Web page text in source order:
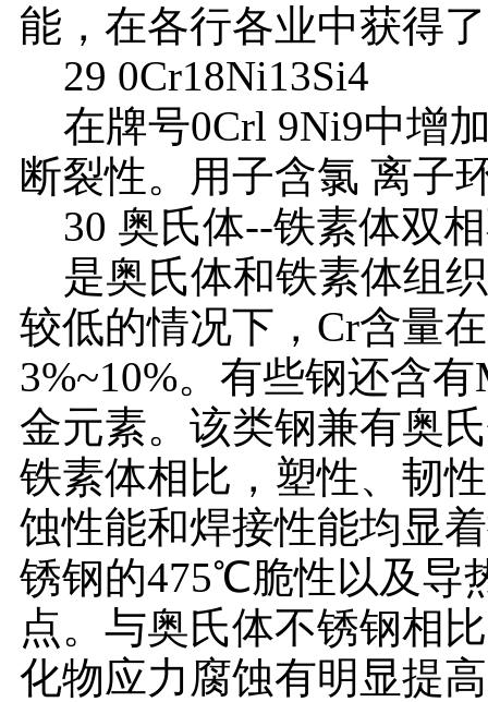
能，在各行各业中获得
29 0Cr18Ni13Si4
在牌号0Crl 9Ni9中增
断裂性。用子含氯 离子
30 奥氏体--铁素体双
是奥氏体和铁素体组
较低的情况下，Cr含量
3%~10%。有些钢还含
金元素。该类钢兼有奥
铁素体相比，塑性、韧
蚀性能和焊接性能均显
锈钢的475℃脆性以及导
点。与奥氏体不锈钢相
化物应力腐蚀有明显提